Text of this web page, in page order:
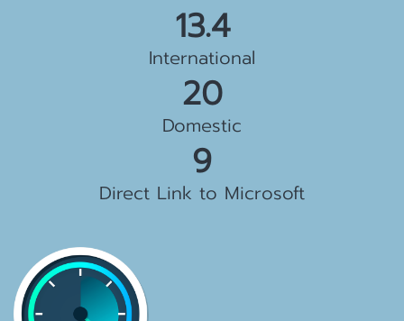
15.5 Gbps
International
23 Gbps
Domestic
10 Gbps
Direct Link to Microsoft